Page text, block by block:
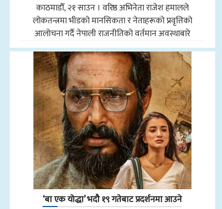
काठमाडौँ, २१ साउन । वरिष्ठ अभिनेता राजेश हमालले
लोकतन्त्रमा भीडको मानसिकता र नेताहरूको प्रवृत्तिको
आलोचना गर्दै नेपाली राजनीतिको वर्तमान अवस्थाबारे
‘बा एक योद्धा’ भदौ १९ गतेबाट प्रदर्शनमा आउने